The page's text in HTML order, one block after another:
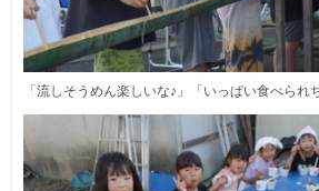
「流しそうめん楽しいな♪」「いっぱい食べられ